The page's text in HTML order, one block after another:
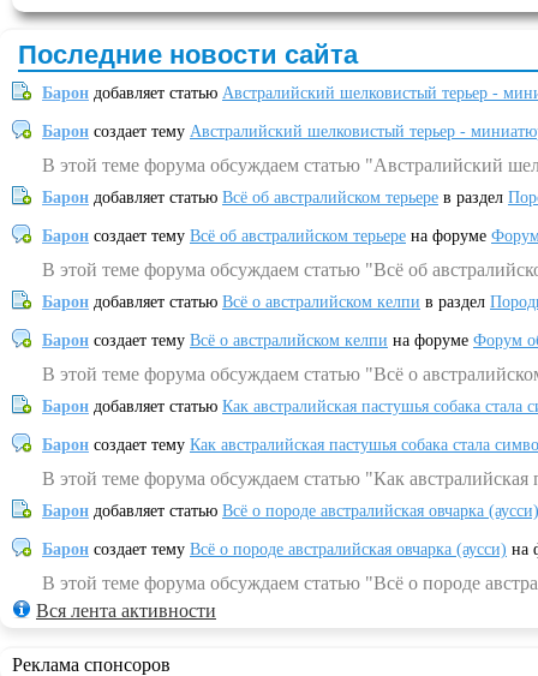
Последние новости сайта
Барон добавляет статью Австралийский шелковистый терьер -
Барон создает тему Австралийский шелковистый терьер -
В этой теме форума обсуждаем статью "Австралийский
Барон добавляет статью Всё об австралийском терьере в раздел
Барон создает тему Всё об австралийском терьере на форуме
В этой теме форума обсуждаем статью "Всё об
Барон добавляет статью Всё о австралийском келпи в раздел
Барон создает тему Всё о австралийском келпи на форуме Форум
В этой теме форума обсуждаем статью "Всё о
Барон добавляет статью Как австралийская пастушья собака
Барон создает тему Как австралийская пастушья собака стала
В этой теме форума обсуждаем статью "Как
Барон добавляет статью Всё о породе австралийская овчарка (аусси)
Барон создает тему Всё о породе австралийская овчарка (аусси) на
В этой теме форума обсуждаем статью "Всё о породе
Вся лента активности
Реклама спонсоров